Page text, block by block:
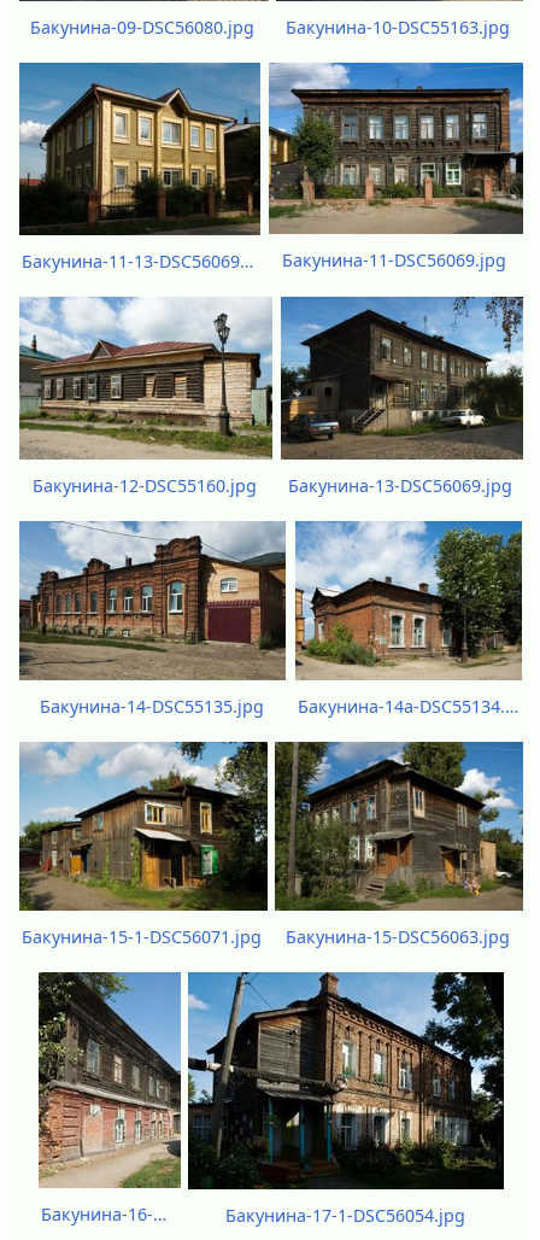
Бакунина-09-DSC56080.jpg Бакунина-10-DSC55163.jpg
Бакунина-11-13-DSC56069.jpg Бакунина-11-DSC56069.jpg
Бакунина-12-DSC55160.jpg Бакунина-13-DSC56069.jpg
Бакунина-14-DSC55135.jpg Бакунина-14а-DSC55134.jpg
Бакунина-15-1-DSC56071.jpg Бакунина-15-DSC56063.jpg
Бакунина-16-DSC55131.jpg Бакунина-17-1-DSC56054.jpg